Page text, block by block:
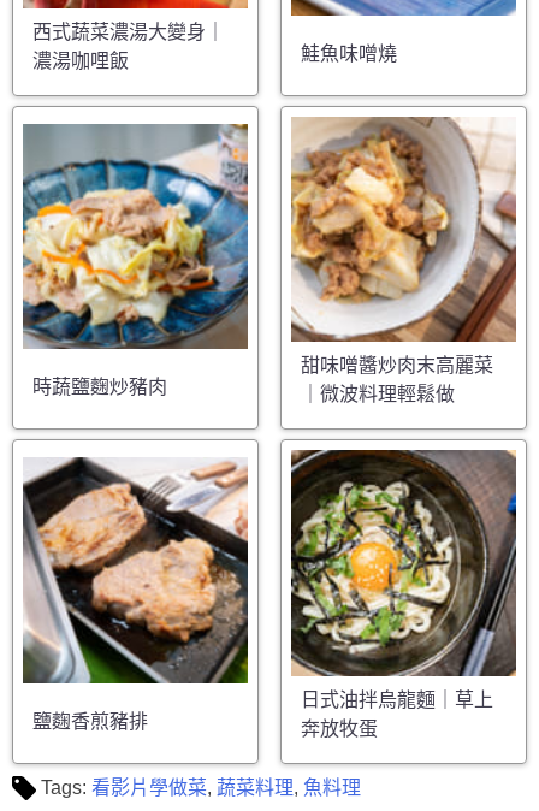
西式蔬菜濃湯大變身｜
濃湯咖哩飯
鮭魚味噌燒
時蔬鹽麴炒豬肉
甜味噌醬炒肉末高麗菜
｜微波料理輕鬆做
鹽麴香煎豬排
日式油拌烏龍麵｜草上
奔放牧蛋
Tags: 看影片學做菜, 蔬菜料理, 魚料理